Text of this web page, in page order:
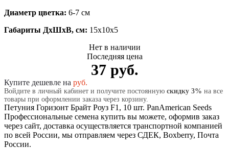
Диаметр цветка: 6-7 см
Габариты ДхШхВ, см: 15x10x5
Нет в наличии
Последняя цена
37 руб.
Купите дешевле на руб.
Войдите в личный кабинет и получите постоянную скидку 3% на все
товары при оформлении заказа через корзину.
Петуния Горизонт Брайт Роуз F1, 10 шт. PanAmerican Seeds
Профессиональные семена купить вы можете, оформив заказ
через сайт, доставка осуществляется транспортной компанией
по всей России, мы отправляем через СДЕК, Boxberry, Почта
России.